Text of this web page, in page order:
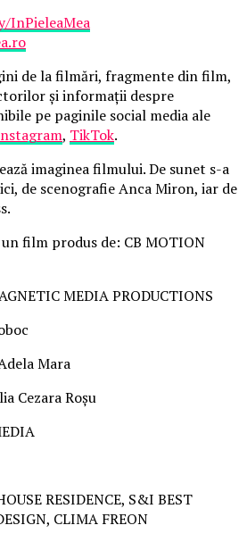
de la filmări, fragmente din film,
și informații despre
pe paginile social media ale
, TikTok.
imaginea filmului. De sunet s-a
de scenografie Anca Miron, iar de
film produs de: CB MOTION
MEDIA PRODUCTIONS
Mara
Cezara Roșu
RESIDENCE, S&I BEST
CLIMA FREON